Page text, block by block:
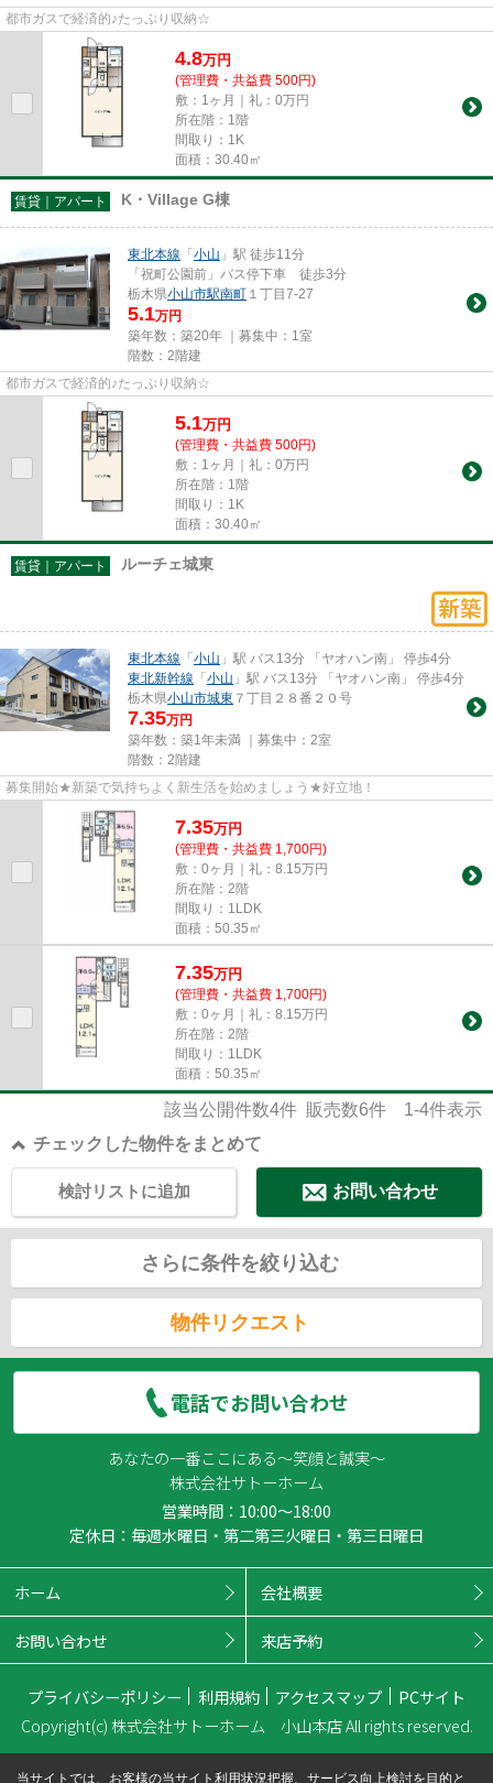
都市ガスで経済的♪たっぷり収納☆
4.8万円
(管理費・共益費 500円)
敷：1ヶ月｜礼：0万円
所在階：1階
間取り：1K
面積：30.40㎡
賃貸｜アパート K・Village G棟
東北本線 「小山 」駅 徒歩11分
「祝町公園前」バス停下車 徒歩3分
栃木県小山市駅南町 １丁目7-27
5.1万円
築年数：築20年 ｜募集中： 1室
階数：2階建
都市ガスで経済的♪たっぷり収納☆
5.1万円
(管理費・共益費 500円)
敷：1ヶ月｜礼：0万円
所在階：1階
間取り：1K
面積：30.40㎡
賃貸｜アパート ルーチェ城東
東北本線 「小山 」駅 バス13分 「ヤオハン南」 停歩4分
東北新幹線 「小山 」駅 バス13分 「ヤオハン南」 停歩4分
栃木県小山市城東 ７丁目２８番２０号
7.35万円
築年数：築1年未満 ｜募集中： 2室
階数：2階建
募集開始★新築で気持ちよく新生活を始めましょう★好立地！
7.35万円
(管理費・共益費 1,700円)
敷：0ヶ月｜礼：8.15万円
所在階：2階
間取り：1LDK
面積：50.35㎡
7.35万円
(管理費・共益費 1,700円)
敷：0ヶ月｜礼：8.15万円
所在階：2階
間取り：1LDK
面積：50.35㎡
該当公開件数4件 販売数6件 1-4件表示
チェックした物件をまとめて
お問い合わせ
検討リストに追加
さらに条件を絞り込む
物件リクエスト
電話でお問い合わせ
あなたの一番ここにある～笑顔と誠実～
株式会社サトーホーム
営業時間：10:00～18:00
定休日：毎週水曜日・第二第三火曜日・第三日曜日
ホーム 会社概要
お問い合わせ 来店予約
プライバシーポリシー 利用規約 アクセスマップ
PCサイト
Copyright(c) 株式会社サトーホーム 小山本店 All rights reserved.
当サイトでは、お客様の当サイト利用状況把握、サービス向上検討を目的と